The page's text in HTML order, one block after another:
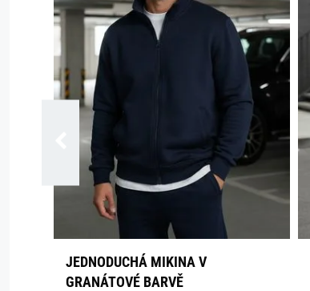
JEDNODUCHÁ MIKINA V
GRANÁTOVÉ BARVĚ